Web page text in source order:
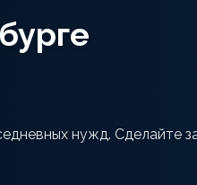
нужд. Сделайте